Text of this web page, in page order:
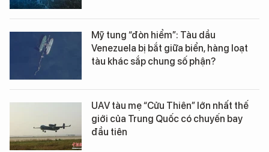
Mỹ tung “đòn hiểm”: Tàu dầu
Venezuela bị bắt giữa biển, hàng loạt
tàu khác sắp chung số phận?
UAV tàu mẹ “Cửu Thiên” lớn nhất thế
giới của Trung Quốc có chuyến bay
đầu tiên